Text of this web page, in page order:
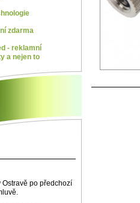
zdarma
- reklamní
a nejen to
Ostravě po předchozí